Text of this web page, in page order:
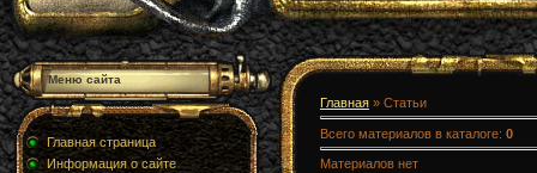
Меню сайта
Главная страница
Информация о сайте
Главная » Статьи
Всего материалов в каталоге: 0
Материалов нет